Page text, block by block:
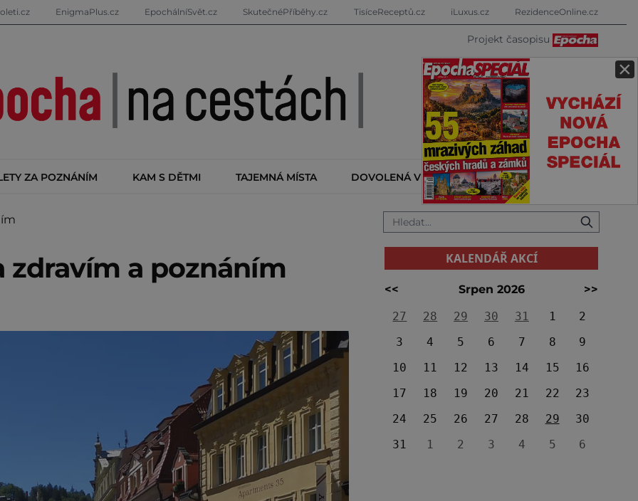
×
EnigmaPlus.cz EpochálníSvět.cz SkutečnéPříběhy.cz TisíceReceptů.cz iLuxus.cz RezidenceOnline.cz
Projekt časopisu
ZA POZNÁNÍM KAM S DĚTMI TAJEMNÁ MÍSTA DOVOLENÁ V ZAHRANIČÍ KALENDÁŘ AKCÍ
zdravím a poznáním KALENDÁŘ AKCÍ
<< Srpen 2026
>>
27
28 29 30 31 1
2
3
4 5 6 7 8
9
10
11 12 13 14 15
16
17
18 19 20 21 22
23
24
25 26 27 28 29
30
31
1 2 3 4 5 6